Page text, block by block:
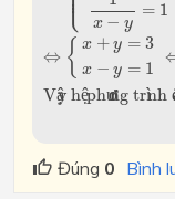
⎪
⎩ x − y
= 1
⇔ { x + y = 3
x − y = 1
x+ y= x− y=
Vậ
y hệ
phư
ơ
ng trình
Vậy hệ phương
Đúng 0 Bình